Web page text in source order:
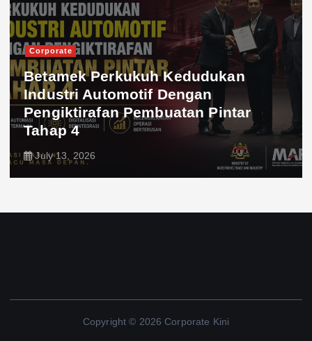
Corporate
Betamek Perkukuh Kedudukan
Industri Automotif Dengan
Pengiktirafan Pembuatan Pintar
Tahap 4
July 13, 2026
Copyright © 2026 Corporate Kini